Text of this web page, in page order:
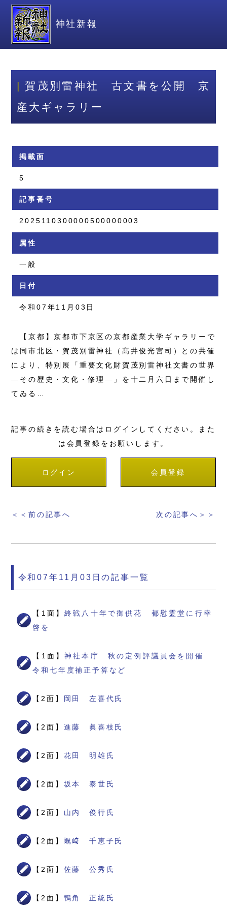
神社新報
賀茂別雷神社 古文書を公開 京
産大ギャラリー
掲載面
5
記事番号
2025110300000500000003
属性
一般
日付
令和07年11月03日
【京都】京都市下京区の京都産業大学ギャラリーで
は同市北区・賀茂別雷神社（髙井俊光宮司）との共催
により、特別展「重要文化財賀茂別雷神社文書の世界
―その歴史・文化・修理―」を十二月六日まで開催し
てゐる…
記事の続きを読む場合はログインしてください。また
は会員登録をお願いします。
ログイン 会員登録
＜＜前の記事へ 次の記事へ＞＞
令和07年11月03日の記事一覧
【1面】終戦八十年で御供花 都慰霊堂に行幸
啓を
【1面】神社本庁 秋の定例評議員会を開催
令和七年度補正予算など
【2面】 岡田 左喜代氏
【2面】 進藤 眞喜枝氏
【2面】 花田 明雄氏
【2面】 坂本 泰世氏
【2面】 山内 俊行氏
【2面】 蠣﨑 千恵子氏
【2面】 佐藤 公秀氏
【2面】 鴨角 正統氏